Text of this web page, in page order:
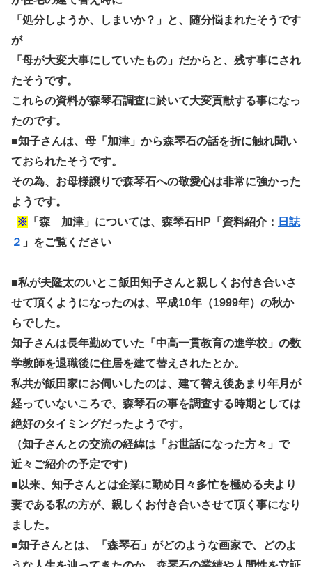
「処分しようか、しまいか？」と、随分悩まれたそうです
が
「母が大変大事にしていたもの」だからと、残す事にされ
たそうです。
これらの資料が森琴石調査に於いて大変貢献する事になっ
たのです。
■知子さんは、母「加津」から森琴石の話を折に触れ聞い
ておられたそうです。
その為、お母様譲りで森琴石への敬愛心は非常に強かった
ようです。
※ 「森 加津」については、森琴石HP「資料紹介： 日誌
２ 」をご覧ください
■私が夫隆太のいとこ飯田知子さんと親しくお付き合いさ
せて頂くようになったのは、平成10年（1999年）の秋か
らでした。
知子さんは長年勤めていた「中高一貫教育の進学校」の数
学教師を退職後に住居を建て替えされたとか。
私共が飯田家にお伺いしたのは、建て替え後あまり年月が
経っていないころで、森琴石の事を調査する時期としては
絶好のタイミングだったようです。
（知子さんとの交流の経緯は「お世話になった方々」で
近々ご紹介の予定です）
■以来、知子さんとは企業に勤め日々多忙を極める夫より
妻である私の方が、親しくお付き合いさせて頂く事になり
ました。
■知子さんとは、「森琴石」がどのような画家で、どのよ